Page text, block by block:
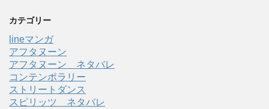
カテゴリー
lineマンガ
アフタヌーン
アフタヌーン ネタバレ
コンテンポラリー
ストリートダンス
スピリッツ ネタバレ